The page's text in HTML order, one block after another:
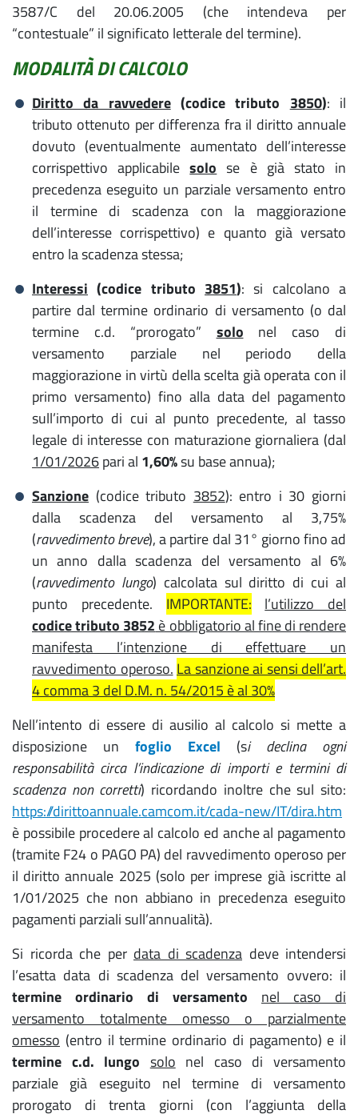
3587/C del 20.06.2005 (che intendeva per
“contestuale” il significato letterale del termine).
MODALITÀ DI CALCOLO
Diritto da ravvedere(codice tributo 3850): il
tributo ottenuto per differenza fra il diritto annuale
dovuto (eventualmente aumentato dell’interesse
corrispettivo applicabilesolo se è già stato in
precedenza eseguito un parziale versamento entro
il termine di scadenza con la maggiorazione
dell’interesse corrispettivo) e quanto già versato
entro la scadenza stessa;
Interessi (codice tributo 3851): si calcolano a
partire dal termine ordinario di versamento (o dal
termine c.d. “prorogato” solo nel caso di
versamento parziale nel periodo della
maggiorazione in virtù della scelta già operata con il
primo versamento) fino alla data del pagamento
sull’importo di cui al punto precedente, al tasso
legale di interesse con maturazione giornaliera (dal
1/01/2026pari al 1,60%su base annua);
Sanzione (codice tributo 3852): entro i 30 giorni
dalla scadenza del versamento al 3,75%
(ravvedimento breve), a partire dal 31° giorno fino ad
un anno dalla scadenza del versamento al 6%
(ravvedimento lungo) calcolata sul diritto di cui al
punto precedente. IMPORTANTE:
l’utilizzo del
codice tributo 3852 è obbligatorio al fine di rendere
manifesta l’intenzione di effettuare un
ravvedimento operoso. La sanzione ai sensi dell’art.
4 comma 3 del D.M. n. 54/2015 è al 30%
Nell’intento di essere di ausilio al calcolo si mette a
disposizione un foglio Excel (si declina ogni
responsabilità circa l’indicazione di importi e termini di
scadenza non corretti) ricordando inoltre che sul sito:
https://dirittoannuale.camcom.it/cada-new/IT/dira.htm
è possibile procedere al calcolo ed anche al pagamento
(tramite F24 o PAGO PA) del ravvedimento operoso per
il diritto annuale 2025 (solo per imprese già iscritte al
1/01/2025 che non abbiano in precedenza eseguito
pagamenti parziali sull’annualità).
Si ricorda che per data di scadenza deve intendersi
l’esatta data di scadenza del versamento ovvero: il
termine ordinario di versamento
nel caso di
versamento totalmente omesso o parzialmente
omesso (entro il termine ordinario di pagamento) e il
termine c.d. lungo solo nel caso di versamento
parziale già eseguito nel termine di versamento
prorogato di trenta giorni (con l’aggiunta della